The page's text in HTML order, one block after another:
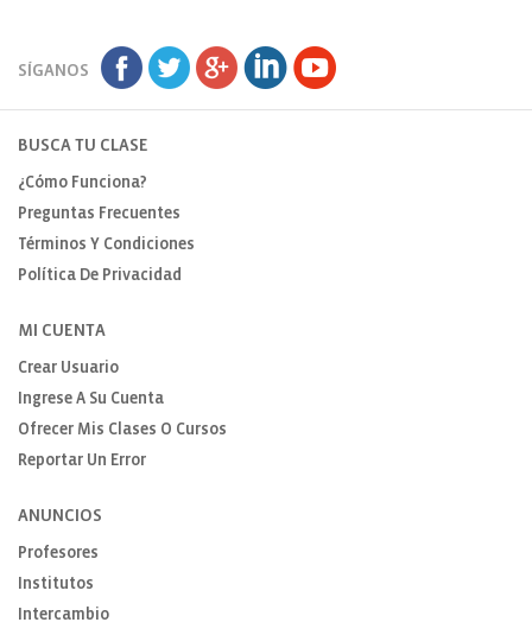
SÍGANOS
BUSCA TU CLASE
¿Cómo Funciona?
Preguntas Frecuentes
Términos Y Condiciones
Política De Privacidad
MI CUENTA
Crear Usuario
Ingrese A Su Cuenta
Ofrecer Mis Clases O Cursos
Reportar Un Error
ANUNCIOS
Profesores
Institutos
Intercambio